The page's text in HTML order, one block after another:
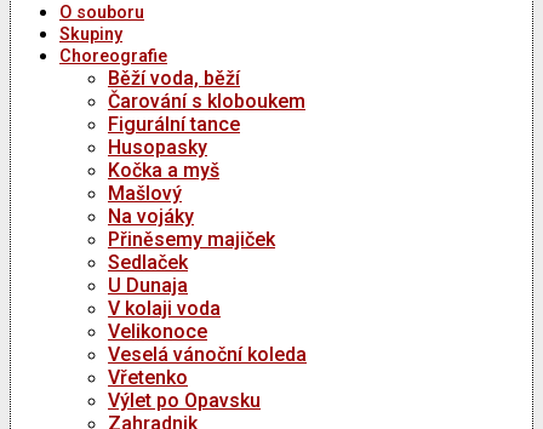
O souboru
Skupiny
Choreografie
Běží voda, běží
Čarování s kloboukem
Figurální tance
Husopasky
Kočka a myš
Mašlový
Na vojáky
Přiněsemy majiček
Sedlaček
U Dunaja
V kolaji voda
Velikonoce
Veselá vánoční koleda
Vřetenko
Výlet po Opavsku
Zahradnik